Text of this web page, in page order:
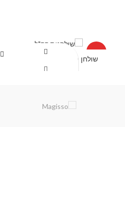
HOT
שולחן פיקניק קק"ל 1.80 מ'